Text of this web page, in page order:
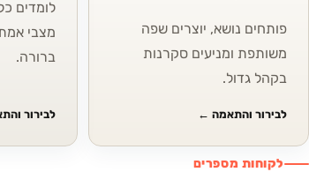
פותחים נושא, יוצרים שפה
משותפת ומניעים סקרנות
בקהל גדול.
לבירור והתאמה ←
לומדים
מצבי
ברורה.
לבירור
לקוחות מספרים